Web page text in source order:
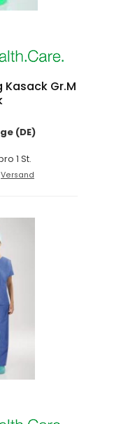
Kasack Gr.M
(DE)
1 St.
Versand